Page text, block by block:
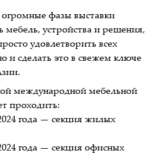
фазы выставки
мебель, устройства и решения,
удовлетворить всех
и сделать это в свежем ключе
международной мебельной
проходить:
года — секция жилых
года — секция офисных